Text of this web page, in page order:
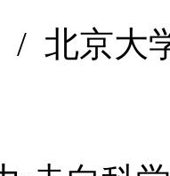
/ 北京大